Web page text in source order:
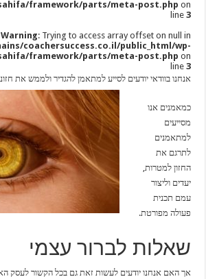
framework/parts/meta-post.php on
line 3
Warning: Trying to access array offset on null in
coachersuccess.co.il/public_html/wp-
framework/parts/meta-post.php on
line 3
אנחנו בוודאי יודעים לסייע למתאמן להגדיר ולממש את
כמאמנים אנו
מסייעים
למתאמנים
לתרגם את
החזון למטרות,
יעדים וליצור
עמם תכנית
פעולה מפורטת.
שאלות לברור עצמי
אך האם אנחנו יודעים לעשות זאת גם בכל הקשור לעסק